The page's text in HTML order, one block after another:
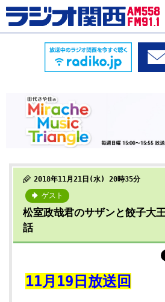
2018年11月21日(水) 20時35分
ゲスト
松室政哉君のサザンと餃子大
話
11月19日放送回